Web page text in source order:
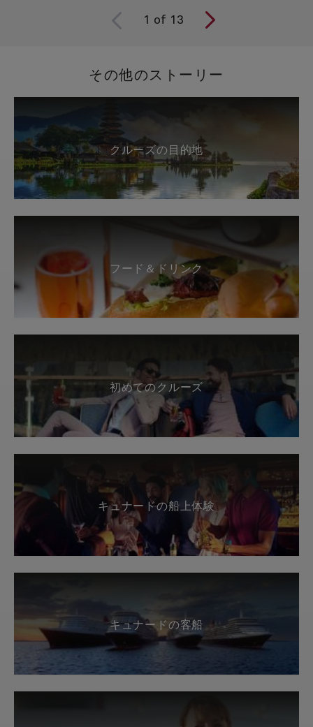
1 of 13
その他のストーリー
クルーズの目的地
フード＆ドリンク
初めてのクルーズ
キュナードの船上体験
キュナードの客船